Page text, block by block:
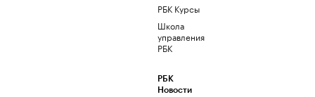
РБК Курсы
Школа
управления
РБК
РБК
Новости